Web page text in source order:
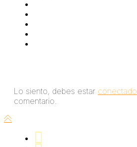
Lo siento, debes estar conectado
comentario.